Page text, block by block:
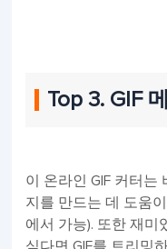
Top 3. GIF
이 온라인 GIF 커터는
지를 만드는 데 도움
에서 가능). 또한 재미